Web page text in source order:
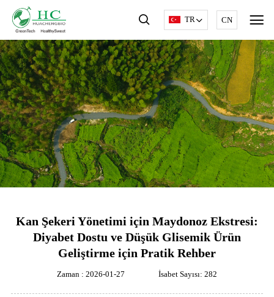
TR CN
Kan Şekeri Yönetimi için Maydonoz Ekstresi:
Diyabet Dostu ve Düşük Glisemik Ürün
Geliştirme için Pratik Rehber
Zaman : 2026-01-27 İsabet Sayısı: 282